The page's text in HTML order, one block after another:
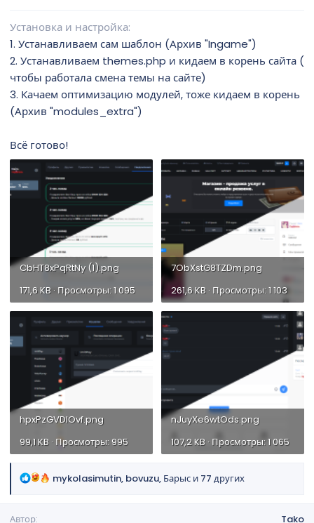
Установка и настройка
1. Устанавливаем сам шаблон (Архив "Ingame")
2. Устанавливаем themes.php и кидаем в корень сайта (
чтобы работала смена темы на сайте)
3. Качаем оптимизацию модулей, тоже кидаем в корень
(Архив "modules_extra")
Всё готово!
CbHT8xPqRtNy (1).png
171,6 KB · Просмотры: 1 095
7ObXstG8TZDm.png
261,6 KB · Просмотры: 1 103
hpxPzGVDlOvf.png
99,1 KB · Просмотры: 995
nJuyXe6wtOds.png
107,2 KB · Просмотры: 1 065
Р
mykolasimutin, bovuzu, Барыс и 77 других
Автор Tako